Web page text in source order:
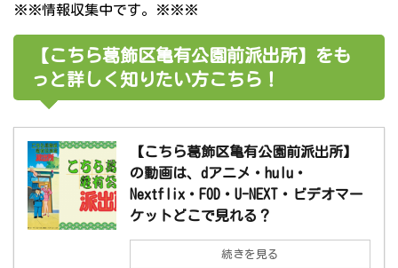
※※情報収集中です。※※※
【こちら葛飾区亀有公園前派出所】をも
っと詳しく知りたい方こちら！
【こちら葛飾区亀有公園前派出所】
の動画は、dアニメ・hulu・
Nextflix・FOD・U-NEXT・ビデオマー
ケットどこで見れる？
続きを見る